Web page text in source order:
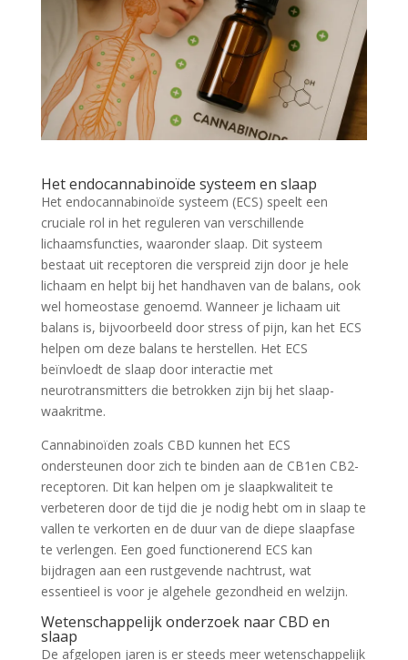
Het endocannabinoïde systeem en slaap
Het endocannabinoïde systeem (ECS) speelt een
cruciale rol in het reguleren van verschillende
lichaamsfuncties, waaronder slaap. Dit systeem
bestaat uit receptoren die verspreid zijn door je hele
lichaam en helpt bij het handhaven van de balans, ook
wel homeostase genoemd. Wanneer je lichaam uit
balans is, bijvoorbeeld door stress of pijn, kan het ECS
helpen om deze balans te herstellen. Het ECS
beïnvloedt de slaap door interactie met
neurotransmitters die betrokken zijn bij het slaap-
waakritme.
Cannabinoïden zoals CBD kunnen het ECS
ondersteunen door zich te binden aan de CB1en CB2-
receptoren. Dit kan helpen om je slaapkwaliteit te
verbeteren door de tijd die je nodig hebt om in slaap te
vallen te verkorten en de duur van de diepe slaapfase
te verlengen. Een goed functionerend ECS kan
bijdragen aan een rustgevende nachtrust, wat
essentieel is voor je algehele gezondheid en welzijn.
Wetenschappelijk onderzoek naar CBD en
slaap
De afgelopen jaren is er steeds meer wetenschappelijk